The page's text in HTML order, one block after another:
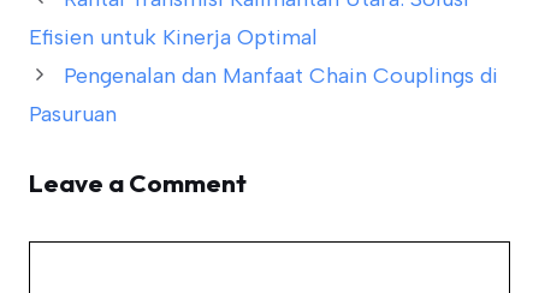
Efisien untuk Kinerja Optimal
Pengenalan dan Manfaat Chain Couplings di
Pasuruan
Leave a Comment